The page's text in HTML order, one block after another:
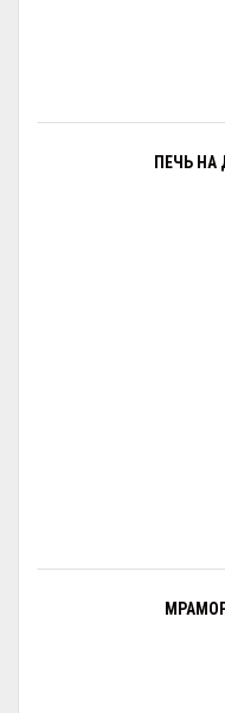
ПЕЧЬ НА